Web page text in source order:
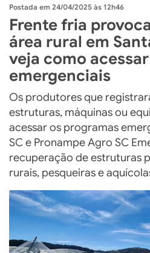
24/04/2025 às 12h46
Frente fria
área rural em
veja como
emergenciais
Os produtores que
estruturas, máquinas ou
acessar os programas
SC e Pronampe Agro SC
recuperação de estruturas
rurais, pesqueiras e